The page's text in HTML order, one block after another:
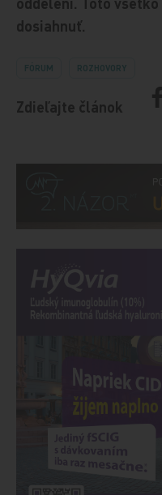
dosiahnuť.
FÓRUM ROZHOVORY
Zdieľajte článok